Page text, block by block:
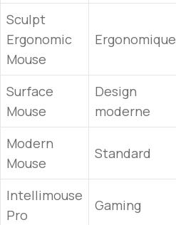
Sculpt
Ergonomic
Mouse
Ergonomique
Surface
Mouse
Design
moderne
Modern
Mouse
Standard
Intellimouse
Pro
Gaming